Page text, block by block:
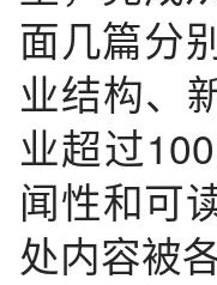
面几篇分
业结构、
业超过
闻性和可
处内容被